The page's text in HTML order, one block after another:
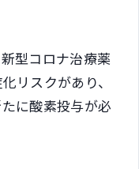
型コロナ治療薬
リスクがあり、
に酸素投与が必